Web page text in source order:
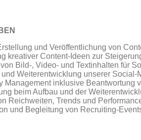
und Veröffentlichung von
kreativer Content-Ideen zur
Bild-, Video- und Textinhalten für
und Weiterentwicklung unserer Social-
Management inklusive Beantwortung
beim Aufbau und der
Reichweiten, Trends und
und Begleitung von Recruiting-